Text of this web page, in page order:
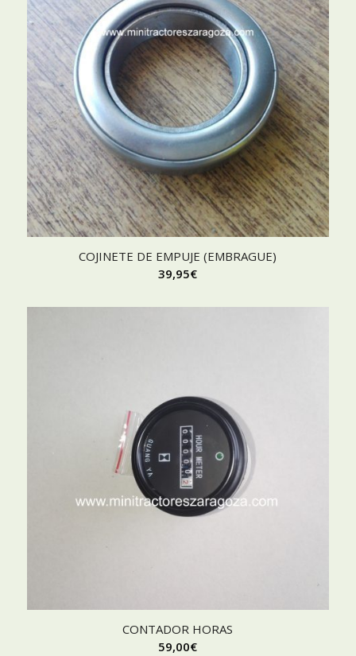
COJINETE DE EMPUJE (EMBRAGUE)
39,95€
CONTADOR HORAS
59,00€